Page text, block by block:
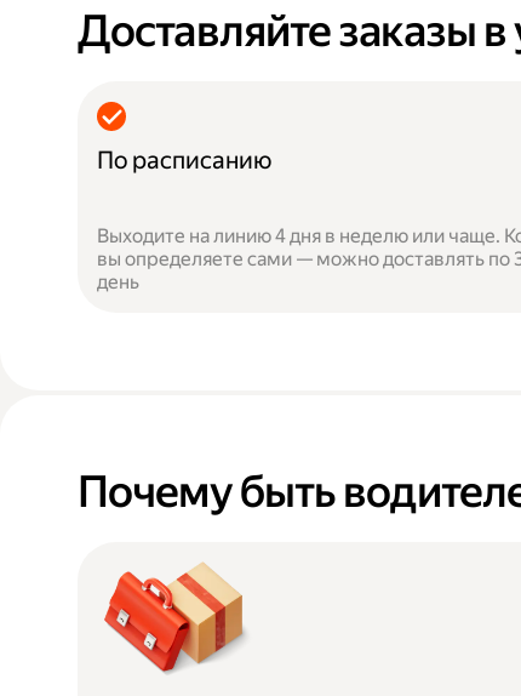
Доставляйте заказы
По расписанию
Выходите на линию 4 дня в неделю или чаще.
вы определяете сами — можно доставлять по
день
Почему быть